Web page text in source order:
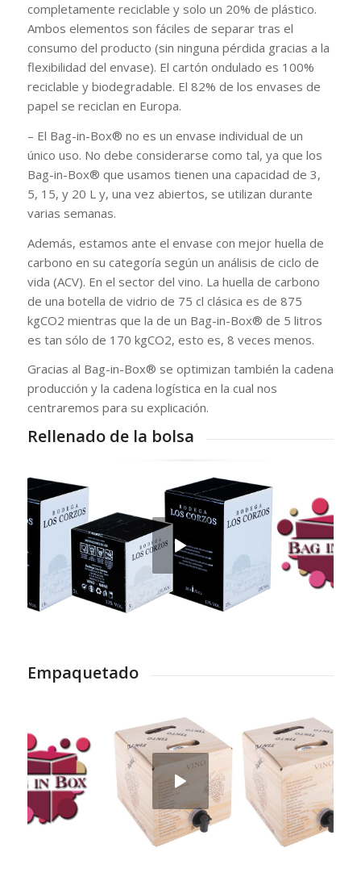
completamente reciclable y solo un 20% de plástico.
Ambos elementos son fáciles de separar tras el
consumo del producto (sin ninguna pérdida gracias a la
flexibilidad del envase). El cartón ondulado es 100%
reciclable y biodegradable. El 82% de los envases de
papel se reciclan en Europa.
– El Bag-in-Box® no es un envase individual de un
único uso. No debe considerarse como tal, ya que los
Bag-in-Box® que usamos tienen una capacidad de 3,
5, 15, y 20 L y, una vez abiertos, se utilizan durante
varias semanas.
Además, estamos ante el envase con mejor huella de
carbono en su categoría según un análisis de ciclo de
vida (ACV). En el sector del vino. La huella de carbono
de una botella de vidrio de 75 cl clásica es de 875
kgCO2 mientras que la de un Bag-in-Box® de 5 litros
es tan sólo de 170 kgCO2, esto es, 8 veces menos.
Gracias al Bag-in-Box® se optimizan también la cadena
producción y la cadena logística en la cual nos
centraremos para su explicación.
Rellenado de la bolsa
Empaquetado